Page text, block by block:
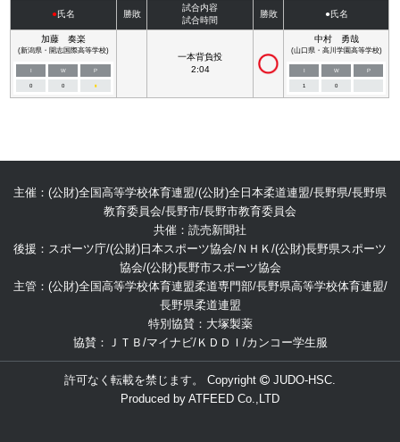
●氏名 勝敗
試合内容
試合時間
勝敗 ●氏名
加藤 奏楽
(新潟県・開志国際高等学校)
I W P
0 0 ■
一本背負投
2:04
中村 勇哉
(山口県・高川学園高等学校)
I W P
1 0
主催：(公財)全国高等学校体育連盟/(公財)全日本柔道連盟/長野県/長野県
教育委員会/長野市/長野市教育委員会
共催：読売新聞社
後援：スポーツ庁/(公財)日本スポーツ協会/ＮＨＫ/(公財)長野県スポーツ
協会/(公財)長野市スポーツ協会
主管：(公財)全国高等学校体育連盟柔道専門部/長野県高等学校体育連盟/
長野県柔道連盟
特別協賛：大塚製薬
協賛：ＪＴＢ/マイナビ/ＫＤＤＩ/カンコー学生服
許可なく転載を禁じます。 Copyright
JUDO-HSC.
Produced by ATFEED Co.,LTD